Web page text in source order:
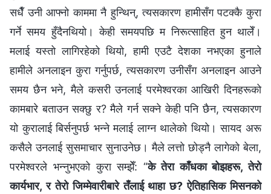
सधैँ उनी आफ्‍नो काममा नै हुन्थिन्, त्यसकारण हामीसँग पटक्कै कुरा
गर्ने समय हुँदैनथियो। केही समयपछि म निरूत्साहित हुन थालेँ।
मलाई यस्तो लागिरहेको थियो, हामी एउटै देशका नभएका हुनाले
हामीले अनलाइन कुरा गर्नुपर्छ, त्यसकारण उनीसँग अनलाइन आउने
समय छैन भने, मैले कसरी उनलाई परमेश्‍वरका आखिरी दिनहरूको
कामबारे बताउन सक्छु र? मैले गर्न सक्‍ने केही पनि छैन, त्यसकारण
यो कुरालाई बिर्सनुपर्छ भन्‍ने मलाई लाग्‍न थालेको थियो। सायद अरू
कसैले उनलाई सुसमाचार सुनाउनेछ। मैले लत्तो छोड्नै लागेको बेला,
परमेश्‍वरले भन्‍नुभएको कुरा सम्झेँ: “के तेरा काँधका बोझहरू, तेरो
कार्यभार, र तेरो जिम्‍मेवारीबारे तँलाई थाहा छ? ऐतिहासिक मिसनको